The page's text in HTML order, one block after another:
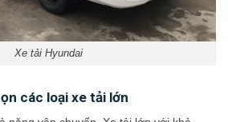
Xe tải Hyundai
các loại xe tải lớn